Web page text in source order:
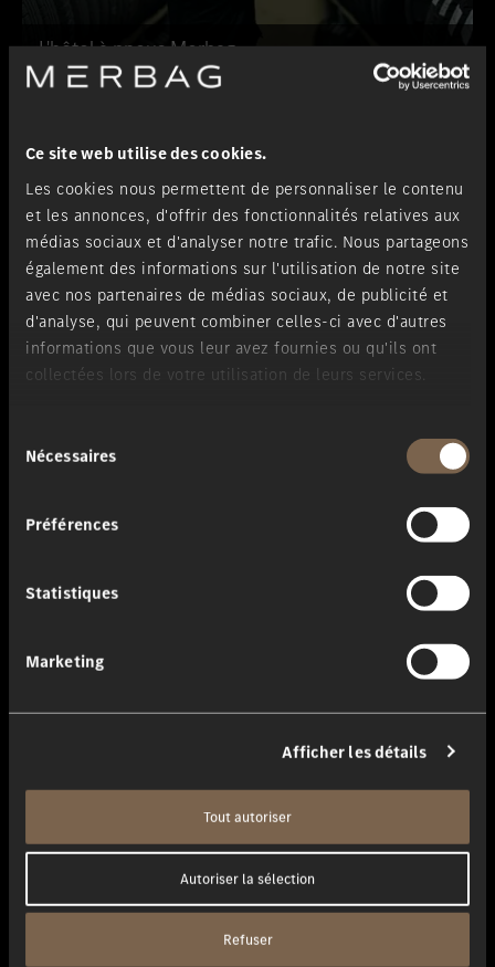
Ce site web utilise des cookies.
Les cookies nous permettent de personnaliser le contenu
et les annonces, d'offrir des fonctionnalités relatives aux
médias sociaux et d'analyser notre trafic. Nous partageons
également des informations sur l'utilisation de notre site
avec nos partenaires de médias sociaux, de publicité et
d'analyse, qui peuvent combiner celles-ci avec d'autres
informations que vous leur avez fournies ou qu'ils ont
collectées lors de votre utilisation de leurs services.
Nécessaires
Préférences
Statistiques
Marketing
Afficher les détails
Tout autoriser
Autoriser la sélection
Refuser
L'hôtel à pneus Merbag.
Pneus Mercedes Original.
Services de lavage & de préparation.